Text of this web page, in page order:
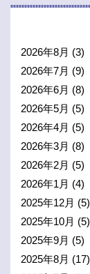
2026年8月 (3)
2026年7月 (9)
2026年6月 (8)
2026年5月 (5)
2026年4月 (5)
2026年3月 (8)
2026年2月 (5)
2026年1月 (4)
2025年12月 (5)
2025年10月 (5)
2025年9月 (5)
2025年8月 (17)